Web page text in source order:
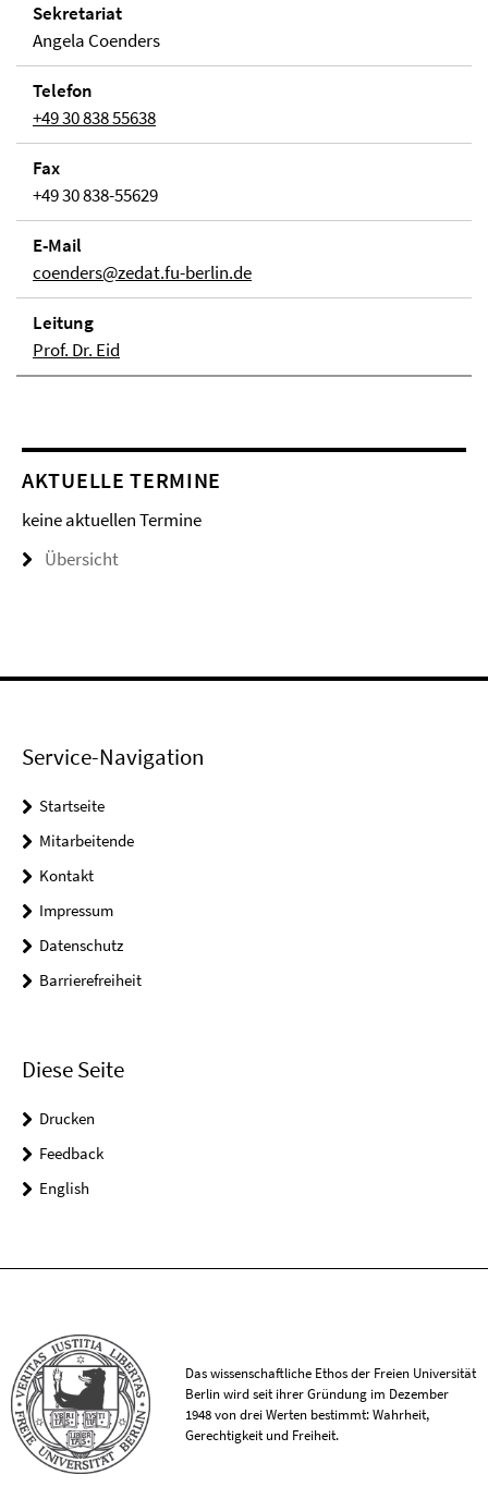
Se­kre­ta­ri­at
Angela Coenders
Telefon
+49 30 838 55638
Fax
+49 30 838-55629
E-Mail
coenders@zedat.fu-berlin.de
Lei­tung
Prof. Dr. Eid
AKTUELLE TERMINE
keine aktuellen Termine
Übersicht
Service-Navigation
Startseite
Mitarbeitende
Kontakt
Impressum
Datenschutz
Barrierefreiheit
Diese Seite
Drucken
Feedback
English
Das wissenschaftliche Ethos der Freien Universität
Berlin wird seit ihrer Gründung im Dezember
1948 von drei Werten bestimmt: Wahrheit,
Gerechtigkeit und Freiheit.